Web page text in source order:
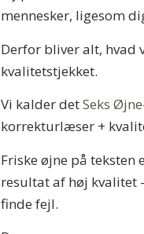
mennesker, ligesom
Derfor bliver alt,
kvalitetstjekket.
Vi kalder detSeks
korrekturlæser +
Friske øjne på teksten
resultat af høj kvalitet
finde fejl.